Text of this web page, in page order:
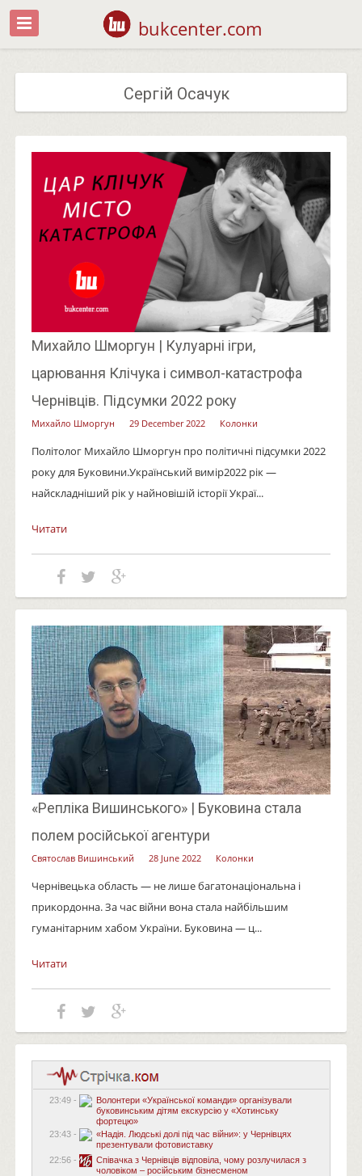
bukcenter.com
Сергій Осачук
Михайло Шморгун | Кулуарні ігри,
царювання Клічука і символ-катастрофа
Чернівців. Підсумки 2022 року
Михайло Шморгун 29 December 2022 Колонки
Політолог Михайло Шморгун про політичні підсумки 2022
року для Буковини.Український вимір2022 рік —
найскладніший рік у найновішій історії Украї...
Читати
«Репліка Вишинського» | Буковина стала
полем російської агентури
Святослав Вишинський 28 June 2022 Колонки
Чернівецька область — не лише багатонаціональна і
прикордонна. За час війни вона стала найбільшим
гуманітарним хабом України. Буковина — ц...
Читати
23:49 -
Волонтери «Української команди» організували
буковинським дітям екскурсію у «Хотинську
фортецю»
23:43 -
«Надія. Людські долі під час війни»: у Чернівцях
презентували фотовиставку
22:56 -
Співачка з Чернівців відповіла, чому розлучилася з
чоловіком – російським бізнесменом